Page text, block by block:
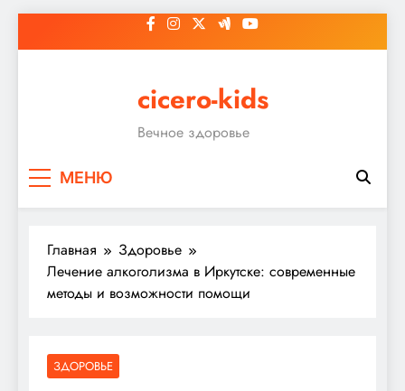
к
cicero-kids
Вечное здоровье
МЕНЮ
Главная
Здоровье
Лечение алкоголизма в Иркутске: современные
методы и возможности помощи
ЗДОРОВЬЕ